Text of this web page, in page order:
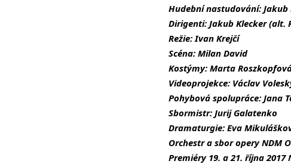
Hudební nastudování: Jakub
Dirigenti: Jakub Klecker (alt.
Režie: Ivan Krejčí
Scéna: Milan David
Kostýmy: Marta
Videoprojekce: Václav
Pohybová spolupráce: Jana
Sbormistr: Jurij Galatenko
Dramaturgie: Eva
Orchestr a sbor opery NDM
Premiéry 19. a 21. října